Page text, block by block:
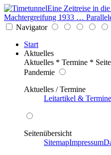
Eine Zeitreise in
Machtergreifung 1933 …
Navigator
Start
Aktuelles
Aktuelles * Termine *
Pandemie
Aktuelles / Termine
Leitartikel & Termine
Seitenübersicht
SitemapImpressum